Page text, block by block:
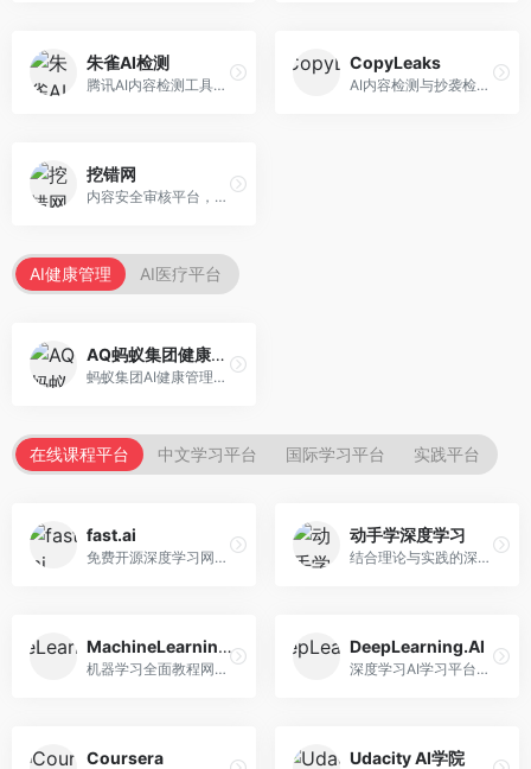
朱雀AI检测
腾讯AI内容检测工具，专注于中文内容识别。面向中文用户，提供AI内容检测、文本分析、报告生成等服务，中文检测专业。
CopyLeaks
AI内容检测与抄袭检测平台，专注于内容原创性验证。面向教育机构和出版商，提供AI检测、抄袭检测、多语言支持等服务，检测全面。
挖错网
内容安全审核平台，专注于违规内容检测。面向企业和平台，提供内容审核、敏感词检测、风险预警等服务，安全审核专业。
AI健康管理 AI医疗平台
AQ蚂蚁集团健康管家
蚂蚁集团AI健康管理服务，专注于个人健康监测。面向个人用户，提供健康评估、慢病管理、健康建议等服务，健康管理便捷。
在线课程平台 中文学习平台 国际学习平台 实践平台
fast.ai
免费开源深度学习网站，专注于实用AI教学。面向开发者，提供免费深度学习课程、实战项目、代码库等资源，学习门槛低。
动手学深度学习
结合理论与实践的深度学习教材，专注于代码驱动学习。面向学生和开发者，提供深度学习理论、代码实现、练习题等资源，学习体验好。
MachineLearningMastery
机器学习全面教程网站，专注于实用技能教学。面向开发者，提供机器学习算法、Python实现、项目实战等教程，实用性强。
DeepLearning.AI
深度学习AI学习平台，由吴恩达创立。面向AI学习者，提供深度学习专项课程、AI新闻、技术社区等资源，课程质量权威。
Coursera Udacity AI学院